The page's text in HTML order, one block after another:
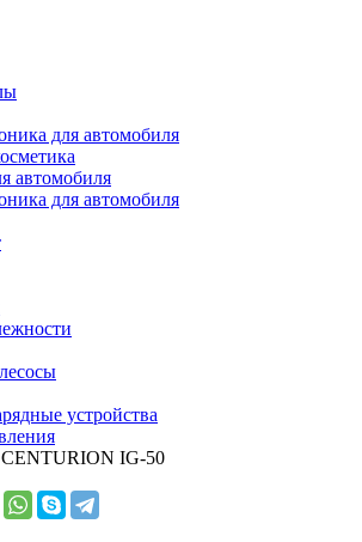
для автомобиля
автомобиля
для автомобиля
устройства
CENTURION IG-50